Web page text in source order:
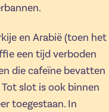
en Arabië (toen het
een tijd verboden
die cafeïne bevatten
slot is ook binnen
toegestaan. In